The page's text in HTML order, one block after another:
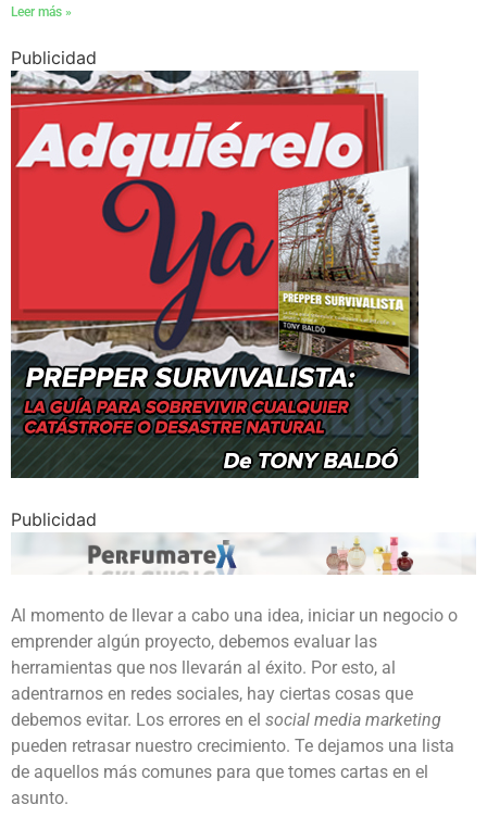
Leer más »
Publicidad
Publicidad
Al momento de llevar a cabo una idea, iniciar un negocio o
emprender algún proyecto, debemos evaluar las
herramientas que nos llevarán al éxito. Por esto, al
adentrarnos en redes sociales, hay ciertas cosas que
debemos evitar. Los errores en el social media marketing
pueden retrasar nuestro crecimiento. Te dejamos una lista
de aquellos más comunes para que tomes cartas en el
asunto.